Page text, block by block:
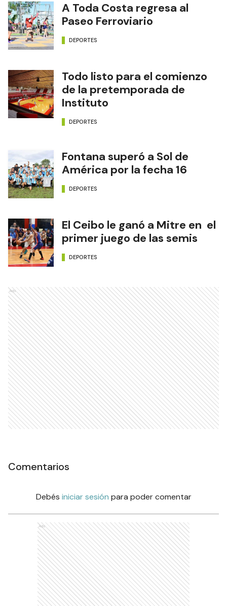
A Toda Costa regresa al
Paseo Ferroviario
DEPORTES
Todo listo para el comienzo
de la pretemporada de
Instituto
DEPORTES
Fontana superó a Sol de
América por la fecha 16
DEPORTES
El Ceibo le ganó a Mitre en el
primer juego de las semis
DEPORTES
Ads
Comentarios
Debés iniciar sesión para poder comentar
Ads